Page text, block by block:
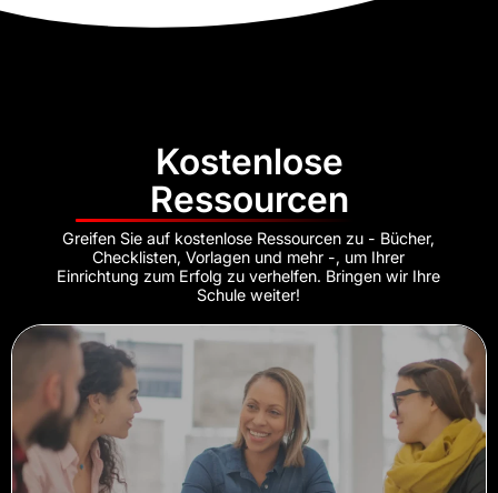
Kostenlose
Ressourcen
Greifen Sie auf kostenlose Ressourcen zu - Bücher,
Checklisten, Vorlagen und mehr -, um Ihrer
Einrichtung zum Erfolg zu verhelfen. Bringen wir Ihre
Schule weiter!